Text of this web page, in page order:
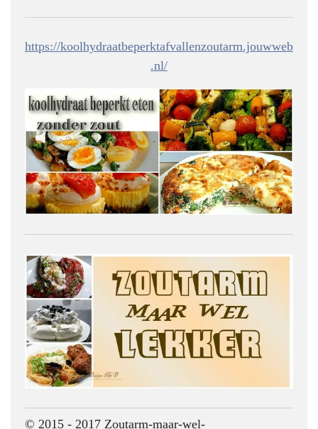
https://koolhydraatbeperktafvallenzoutarm.jouwweb
.nl/
© 2015 - 2017 Zoutarm-maar-wel-